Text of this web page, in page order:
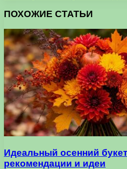
ПОХОЖИЕ СТАТЬИ
Идеальный осенний
рекомендации и идеи